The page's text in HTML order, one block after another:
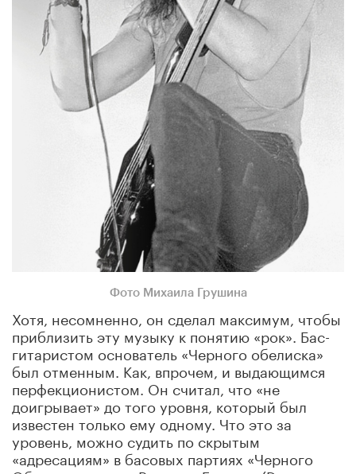
Фото Михаила Грушина
Хотя, несомненно, он сделал максимум, чтобы
приблизить эту музыку к понятию «рок». Бас-
гитаристом основатель «Черного обелиска»
был отменным. Как, впрочем, и выдающимся
перфекционистом. Он считал, что «не
доигрывает» до того уровня, который был
известен только ему одному. Что это за
уровень, можно судить по скрытым
«адресациям» в басовых партиях «Черного